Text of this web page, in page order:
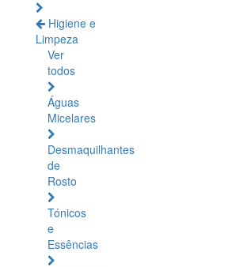
Higiene e
Limpeza
Ver
todos
Águas
Micelares
Desmaquilhantes
de
Rosto
Tónicos
e
Essências